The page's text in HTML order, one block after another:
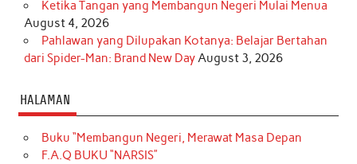
Ketika Tangan yang Membangun Negeri Mulai Menua
August 4, 2026
Pahlawan yang Dilupakan Kotanya: Belajar Bertahan
dari Spider-Man: Brand New Day August 3, 2026
HALAMAN
Buku “Membangun Negeri, Merawat Masa Depan
F.A.Q BUKU “NARSIS”